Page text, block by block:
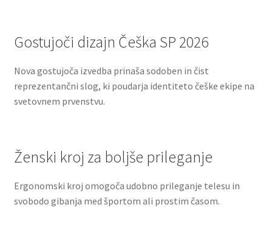
Gostujoči dizajn Češka SP 2026
Nova gostujoča izvedba prinaša sodoben in čist
reprezentančni slog, ki poudarja identiteto češke ekipe na
svetovnem prvenstvu.
Ženski kroj za boljše prileganje
Ergonomski kroj omogoča udobno prileganje telesu in
svobodo gibanja med športom ali prostim časom.